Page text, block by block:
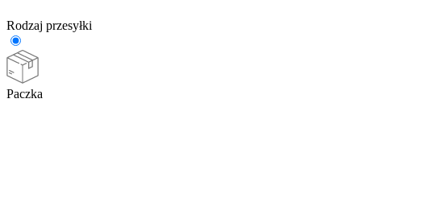
Rodzaj przesyłki
Paczka